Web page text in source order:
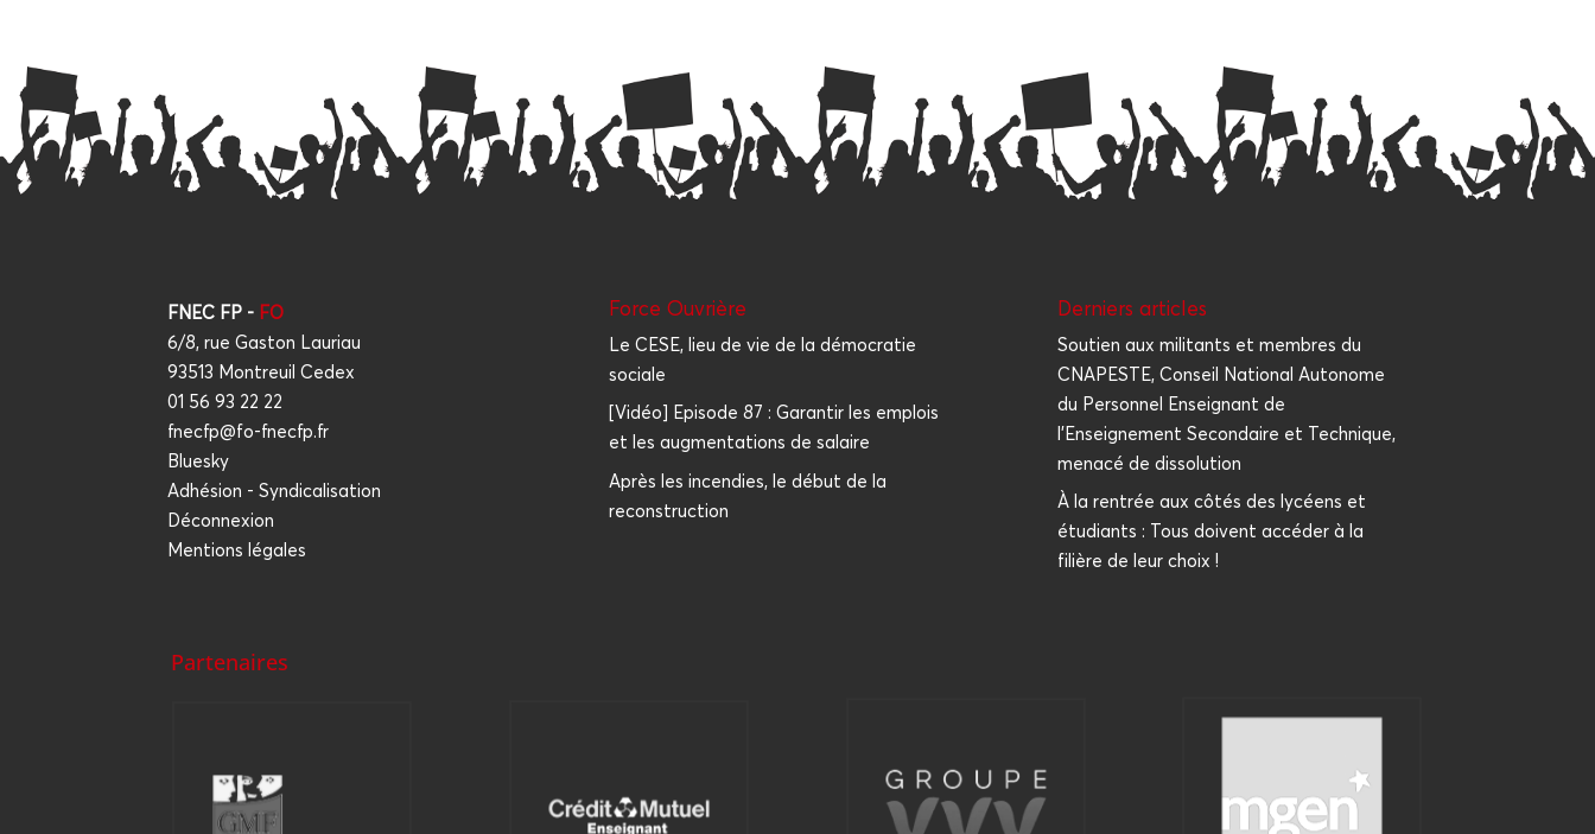
FNEC FP - FO
6/8, rue Gaston Lauriau
93513 Montreuil Cedex
01 56 93 22 22
fnecfp@fo-fnecfp.fr
Bluesky
Adhésion - Syndicalisation
Déconnexion
Mentions légales
Force Ouvrière
Le CESE, lieu de vie de la démocratie
sociale
[Vidéo] Episode 87 : Garantir les emplois
et les augmentations de salaire
Après les incendies, le début de la
reconstruction
Der­niers articles
Sou­tien aux mili­tants et membres du
CNAPESTE, Conseil Natio­nal Auto­nome
du Per­son­nel Ensei­gnant de
l’Enseignement Secon­daire et Tech­nique,
mena­cé de dissolution
À la ren­trée aux côtés des lycéens et
étu­diants : Tous doivent accé­der à la
filière de leur choix !
Partenaires